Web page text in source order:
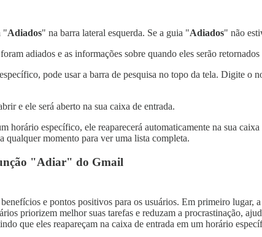
"Adiados" na barra lateral esquerda. Se a guia "Adiados" não
adiados e as informações sobre quando eles serão retornados
pode usar a barra de pesquisa no topo da tela. Digite o
e ele será aberto na sua caixa de entrada.
horário específico, ele reaparecerá automaticamente na sua
qualquer momento para ver uma lista completa.
"Adiar" do Gmail
e pontos positivos para os usuários. Em primeiro lugar,
priorizem melhor suas tarefas e reduzam a procrastinação,
que eles reapareçam na caixa de entrada em um horário